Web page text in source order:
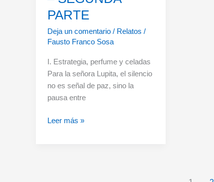
PARTE
Deja un comentario / Relatos /
Fausto Franco Sosa
I. Estrategia, perfume y celadas
Para la señora Lupita, el silencio
no es señal de paz, sino la
pausa entre
EL
Leer más »